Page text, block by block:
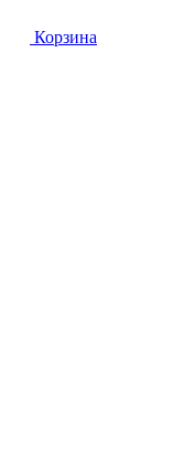
Корзина